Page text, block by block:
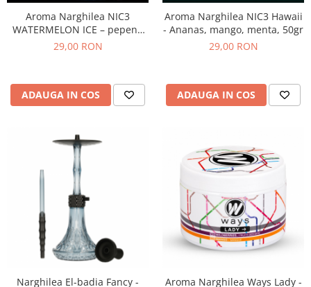
Aroma Narghilea NIC3
WATERMELON ICE – pepene
verde cu gheata, 50gr
29,00 RON
ADAUGA IN COS
Aroma Narghilea NIC3 Hawaii
- Ananas, mango, menta, 50gr
29,00 RON
ADAUGA IN COS
Narghilea El-badia Fancy -
Aroma Narghilea Ways Lady -